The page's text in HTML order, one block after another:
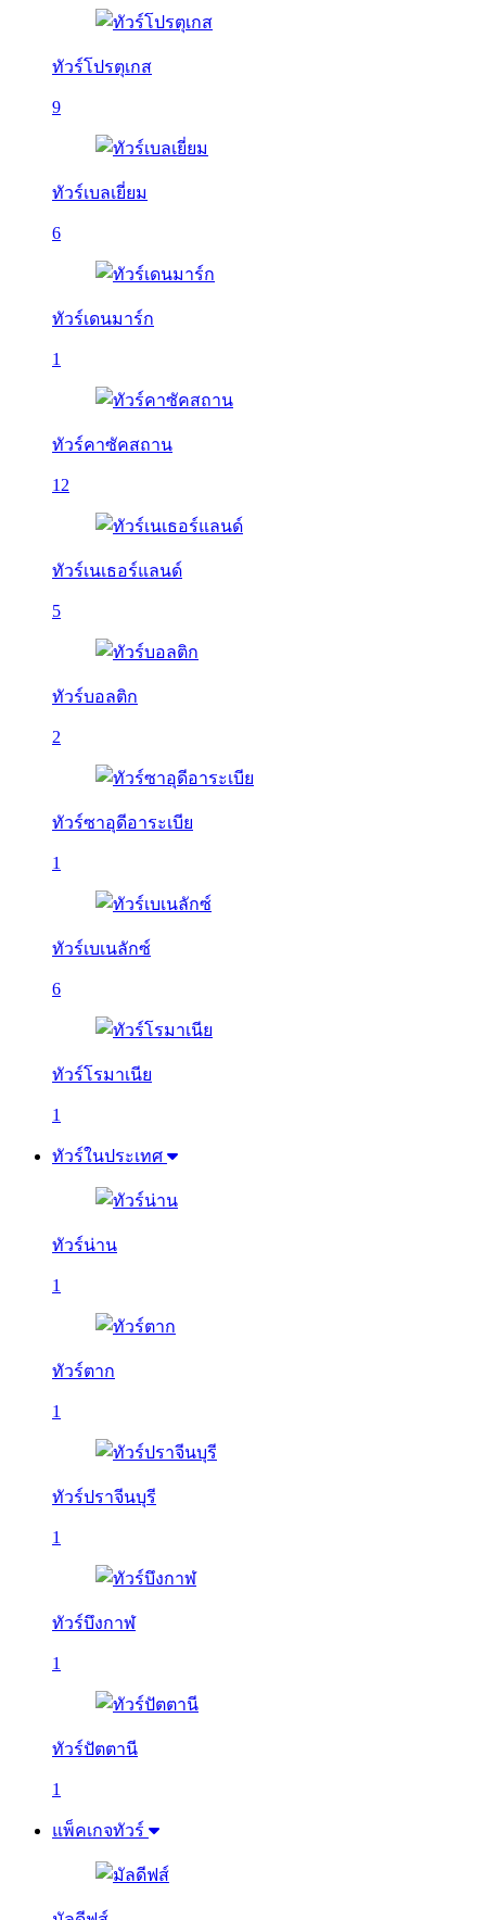
ทัวร์โปรตุเกส
9
ทัวร์เบลเยี่ยม
6
ทัวร์เดนมาร์ก
1
ทัวร์คาซัคสถาน
12
ทัวร์เนเธอร์แลนด์
5
ทัวร์บอลติก
2
ทัวร์ซาอุดีอาระเบีย
1
ทัวร์เบเนลักซ์
6
ทัวร์โรมาเนีย
1
ทัวร์ในประเทศ
ทัวร์น่าน
1
ทัวร์ตาก
1
ทัวร์ปราจีนบุรี
1
ทัวร์บึงกาฬ
1
ทัวร์ปัตตานี
1
แพ็คเกจทัวร์